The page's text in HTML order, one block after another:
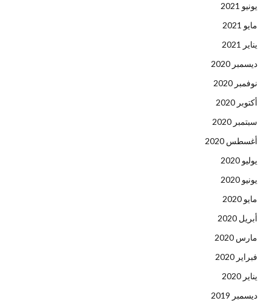
يونيو 2021
مايو 2021
يناير 2021
ديسمبر 2020
نوفمبر 2020
أكتوبر 2020
سبتمبر 2020
أغسطس 2020
يوليو 2020
يونيو 2020
مايو 2020
أبريل 2020
مارس 2020
فبراير 2020
يناير 2020
ديسمبر 2019